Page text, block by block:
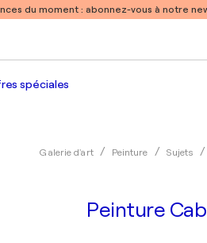
du moment : abonnez-vous à notre
spéciales
Galerie d'art Peinture Sujets
Peinture